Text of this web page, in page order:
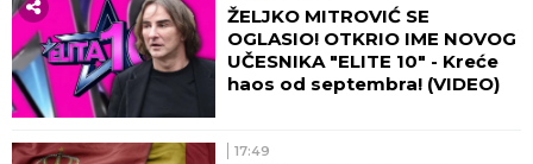
ŽELJKO MITROVIĆ SE
OGLASIO! OTKRIO IME NOVOG
UČESNIKA "ELITE 10" - Kreće
haos od septembra! (VIDEO)
17:49